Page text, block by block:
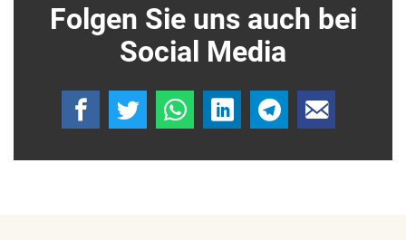
Folgen Sie uns auch bei
Social Media